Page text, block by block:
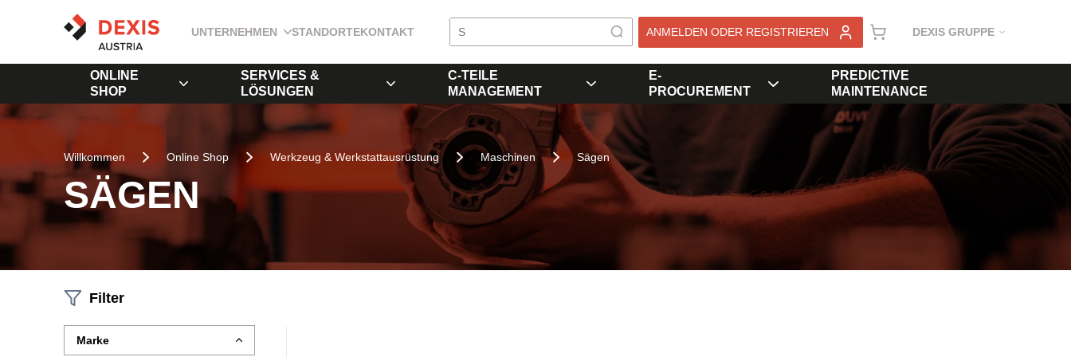
UNTERNEHMEN STANDORTEKONTAKT ANMELDEN ODER REGISTRIEREN DEXIS GRUPPE
ONLINE
SHOP
SERVICES &
LÖSUNGEN
C-TEILE
MANAGEMENT
E-
PROCUREMENT
PREDICTIVE
MAINTENANCE
Willkommen Online Shop Werkzeug & Werkstattausrüstung Maschinen Sägen
SÄGEN
Filter
Marke